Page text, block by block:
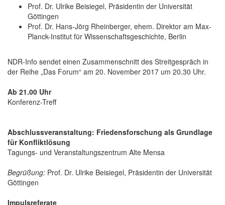
Prof. Dr. Ulrike Beisiegel, Präsidentin der Universität
Göttingen
Prof. Dr. Hans-Jörg Rheinberger, ehem. Direktor am Max-
Planck-Institut für Wissenschaftsgeschichte, Berlin
NDR-Info sendet einen Zusammenschnitt des Streitgespräch in
der Reihe „Das Forum“ am 20. November 2017 um 20.30 Uhr.
Ab 21.00 Uhr
Konferenz-Treff
Abschlussveranstaltung: Friedensforschung als Grundlage
für Konfliktlösung
Tagungs- und Veranstaltungszentrum Alte Mensa
Begrüßung: Prof. Dr. Ulrike Beisiegel, Präsidentin der Universität
Göttingen
Impulsreferate